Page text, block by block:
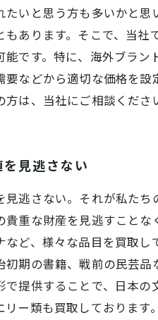
たいと思う方も多いかと
もあります。そこで、当
能です。特に、海外ブラ
要などから適切な価格を
方は、当社にご相談くださ
見逃さない
見逃さない。それが私た
貴重な財産を見逃すことな
など、様々な品目を買取
初期の書籍、戦前の民芸
で提供することで、日本
リー類も買取しておりま